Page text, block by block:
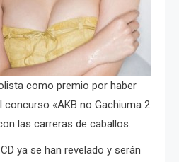
como premio por haber
«AKB no Gachiuma 2
las carreras de caballos.
ya se han revelado y serán